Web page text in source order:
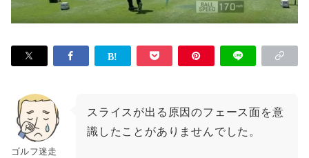
ゴルフ迷走
スライスが出る原因のフェース面を意
識したことがありませんでした。